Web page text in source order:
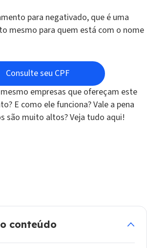
para negativado, que é uma
mesmo para quem está com o nome
Consulte seu CPF
empresas que ofereçam este
E como ele funciona? Vale a pena
são muito altos? Veja tudo aqui!
conteúdo